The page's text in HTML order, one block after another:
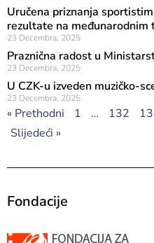
Uručena priznanja
rezultate na međunarodnim
23 Decembra, 2025
Praznična radost u
23 Decembra, 2025
U CZK-u izveden muzičko-
23 Decembra, 2025
« Prethodni 1 … 132
Slijedeći »
Fondacije